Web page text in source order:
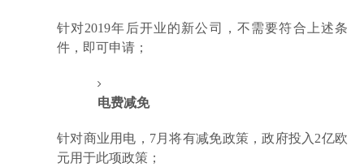
针对2019年后开业的新公司，不需要符合上述条
件，即可申请；
电费减免
针对商业用电，7月将有减免政策，政府投入2亿欧
元用于此项政策；